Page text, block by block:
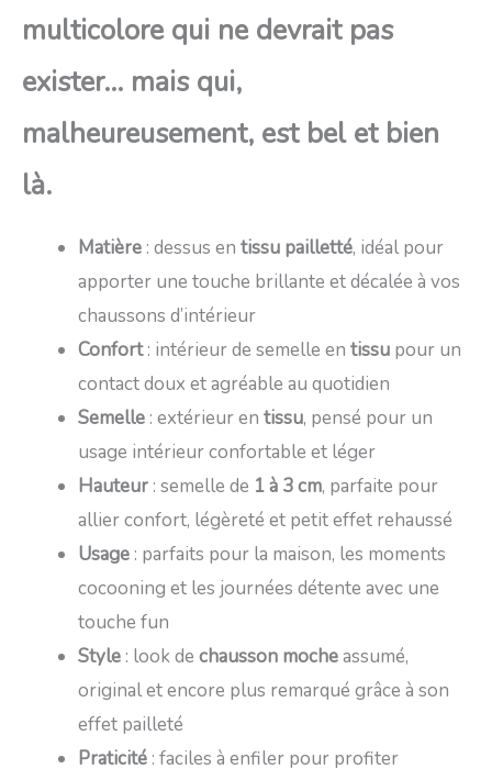
multicolore qui ne devrait pas
exister… mais qui,
malheureusement, est bel et bien
là.
Matière : dessus en tissu pailletté, idéal pour
apporter une touche brillante et décalée à vos
chaussons d’intérieur
Confort: intérieur de semelle en tissu pour un
contact doux et agréable au quotidien
Semelle : extérieur en tissu, pensé pour un
usage intérieur confortable et léger
Hauteur : semelle de 1 à 3 cm, parfaite pour
allier confort, légèreté et petit effet rehaussé
Usage : parfaits pour la maison, les moments
cocooning et les journées détente avec une
touche fun
Style : look de chausson mocheassumé,
original et encore plus remarqué grâce à son
effet pailleté
Praticité : faciles à enfiler pour profiter